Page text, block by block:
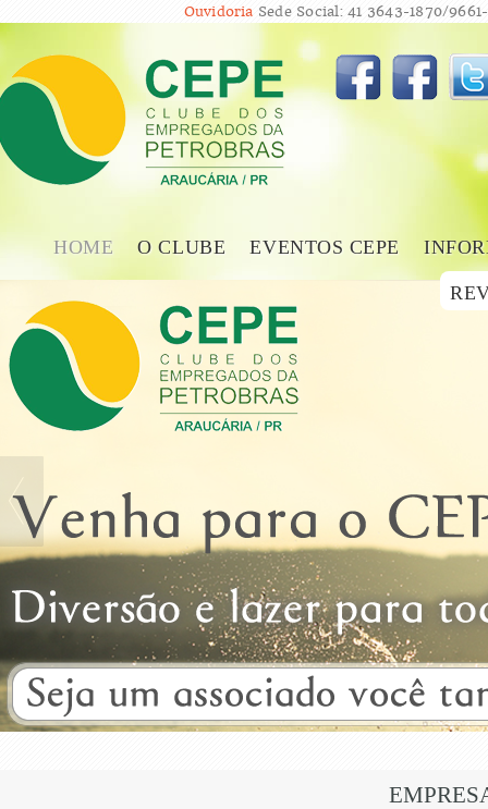
Ouvidoria Sede Social: 41 3643-1870/
HOME O CLUBE EVENTOS CEPE